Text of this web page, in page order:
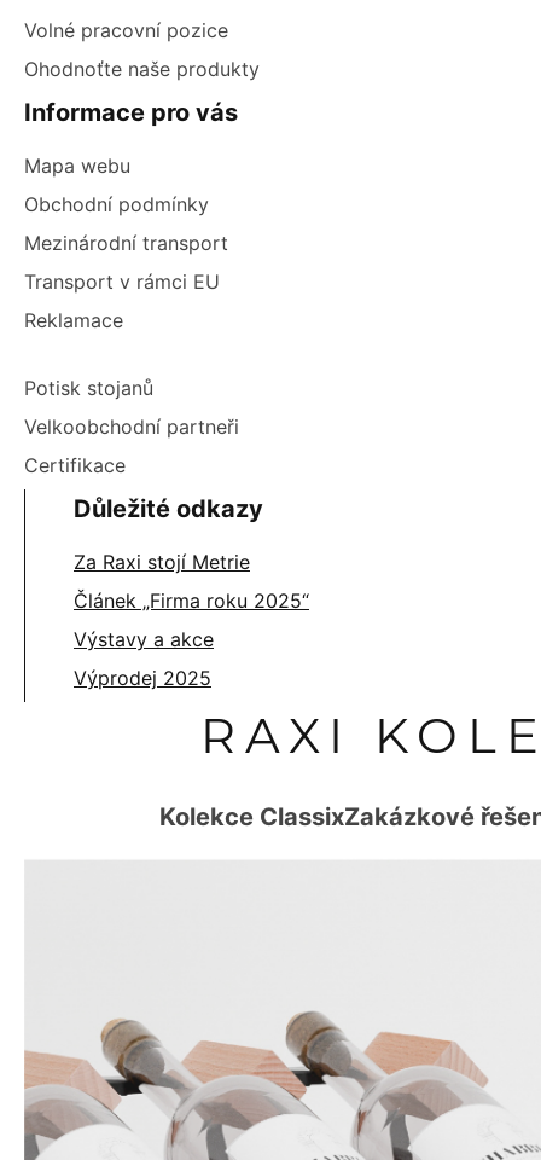
Volné pracovní pozice
Ohodnoťte naše produkty
Informace pro vás
Mapa webu
Obchodní podmínky
Mezinárodní transport
Transport v rámci EU
Reklamace
Potisk stojanů
Velkoobchodní partneři
Certifikace
Důležité odkazy
Za Raxi stojí Metrie
Článek „Firma roku 2025“
Výstavy a akce
Výprodej 2025
RAXI
Kolekce ClassixZakázkové